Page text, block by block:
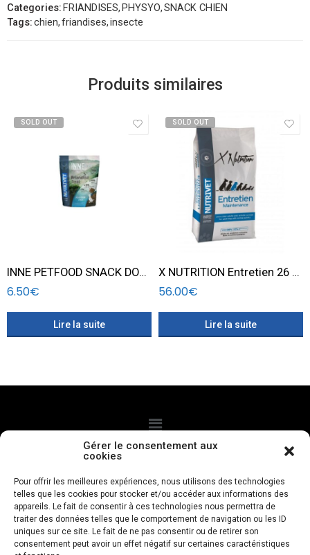
Gérer le consentement aux
cookies
Pour offrir les meilleures expériences, nous utilisons des technologies
telles que les cookies pour stocker et/ou accéder aux informations des
appareils. Le fait de consentir à ces technologies nous permettra de
traiter des données telles que le comportement de navigation ou les ID
uniques sur ce site. Le fait de ne pas consentir ou de retirer son
consentement peut avoir un effet négatif sur certaines caractéristiques
Categories: FRIANDISES, PHYSYO,SNACK CHIEN
Tags:chien,friandises,insecte
Produits similaires
SOLD OUT
INNE PETFOOD SNACK DOG POISSON 250g
6.50€
Lire la suite
SOLD OUT
X NUTRITION Entretien 26 12 – 20 KG
56.00€
Lire la suite
Politique de cookies
Livraison à domicile